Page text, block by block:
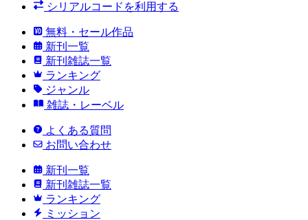
シリアルコードを利用する
無料・セール作品
新刊一覧
新刊雑誌一覧
ランキング
ジャンル
雑誌・レーベル
よくある質問
お問い合わせ
新刊一覧
新刊雑誌一覧
ランキング
ミッション